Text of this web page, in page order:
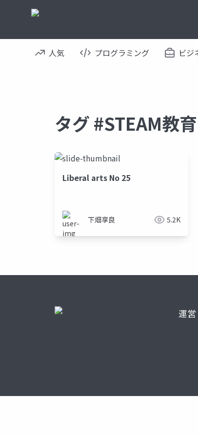
人気 プログラミング ビジ
タグ #STEAM教
Liberal arts No 25
下畑享良 5.2K
運